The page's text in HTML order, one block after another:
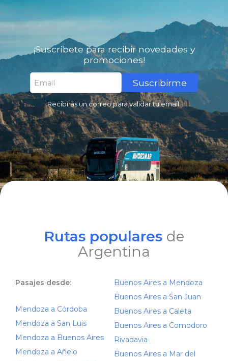
¡Suscríbete para recibir novedades y
promociones!
Suscribirme
Recibirás un correo para validar tu email.
Rutas populares de
Argentina
Pasajes desde:
Mendoza a Córdoba
Mendoza a San Luis
Mendoza a Buenos Aires
Mendoza a Añelo
Buenos Aires a Mendoza
Buenos Aires a San Juan
Buenos Aires a Caleta
Buenos Aires a Comodoro
Rivadavia
Buenos Aires a Mar del